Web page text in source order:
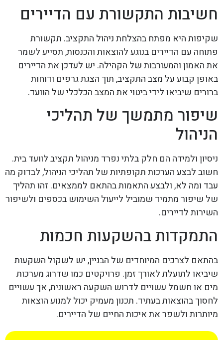
חשיבות התקשורת עם הדיירים
שקיפות היא מפתח בהצלחת ניהול התקציב. תקשורת
פתוחה עם הדיירים בנוגע להוצאות והכנסות, תסייע לשמר
את האמון והמעורבות של הקהילה. יש לעדכן את הדיירים
באופן קבוע על מצב התקציב, תוך הצגת גרפים ודוחות
ברורים שיביאו לידי ביטוי את המצב הכלכלי של הוועד.
שיפור מתמשך של תהליכי
הניהול
ניסיון ולמידה הם חלק בלתי נפרד מניהול תקציב לוועד בית.
חשוב לבצע הערכות תקופתיות של תהליכי הניהול, לבדוק מה
עבד ומה לא, ולבצע התאמות בהתאם לממצאים. זהו תהליך
של שיפור מתמיד שמוביל לייעול השימוש בכספים ולשיפור
השירות לדיירים.
התמקדות בהשקעות חכמות
בהתאם לצרכים המיוחדים של הבניין, יש לשקול השקעות
שיביאו לתועלת לאורך זמן. פרויקטים כמו שדרוג מערכות
מים או חשמל עשויים לדרוש השקעה ראשונית, אך עשויים
לחסוך בהוצאות בעתיד. תכנון מעמיק יכול למנוע הוצאות
מיותרות ולשפר את איכות החיים של הדיירים.